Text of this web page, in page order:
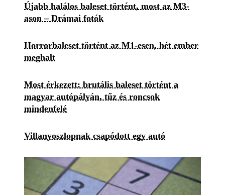
Újabb halálos baleset történt, most az M3-
ason – Drámai fotók
Horrorbaleset történt az M1-esen, hét ember
meghalt
Most érkezett: brutális baleset történt a
magyar autópályán, tűz és roncsok
mindenfelé
Villanyoszlopnak csapódott egy autó